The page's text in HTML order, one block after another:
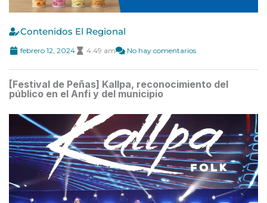
Contenidos El Regional
febrero 12, 2024 4:49 am No hay comentarios
[Festival de Peñas] Kallpa, reconocimiento del
público en el Anfi y del municipio